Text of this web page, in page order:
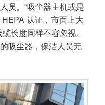
员。“吸尘器主机或是
认证，市面上大
长度同样不容忽视。
吸尘器，保洁人员无